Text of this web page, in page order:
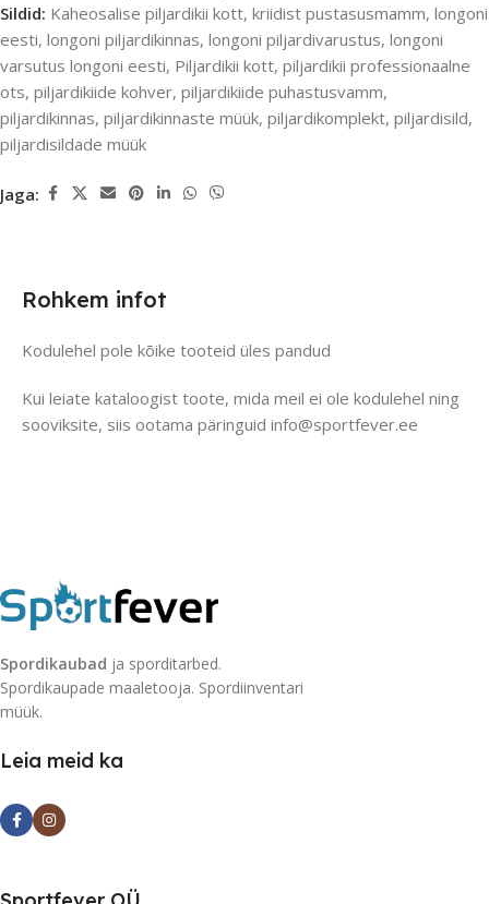
Sildid: Kaheosalise piljardikii kott, kriidist pustasusmamm, longoni
eesti, longoni piljardikinnas, longoni piljardivarustus, longoni
varsutus longoni eesti, Piljardikii kott, piljardikii professionaalne
ots, piljardikiide kohver, piljardikiide puhastusvamm,
piljardikinnas, piljardikinnaste müük, piljardikomplekt, piljardisild,
piljardisildade müük
Jaga:
Rohkem infot
Kodulehel pole kõike tooteid üles pandud
Kui leiate kataloogist toote, mida meil ei ole kodulehel ning
sooviksite, siis ootama päringuid info@sportfever.ee
Spordikaubad ja sporditarbed.
Spordikaupade maaletooja. Spordiinventari
müük.
Leia meid ka